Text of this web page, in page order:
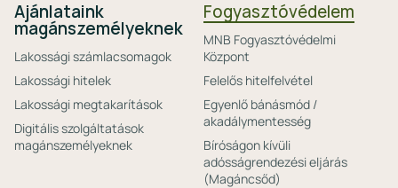
Ajánlataink
magánszemélyeknek
Lakossági számlacsomagok
Lakossági hitelek
Lakossági megtakarítások
Digitális szolgáltatások
magánszemélyeknek
Fogyasztóvédelem
MNB Fogyasztóvédelmi
Központ
Felelős hitelfelvétel
Egyenlő bánásmód /
akadálymentesség
Bíróságon kívüli
adósságrendezési eljárás
(Magáncsőd)